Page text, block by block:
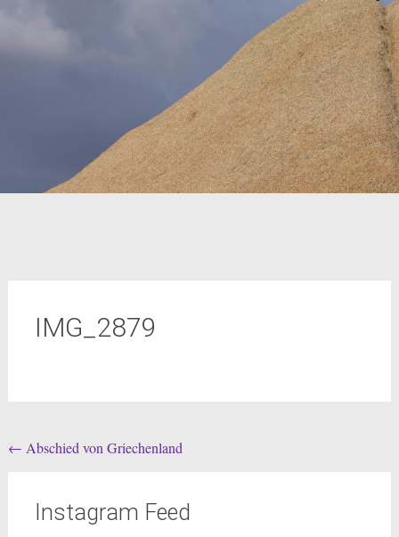
IMG_2879
Post
← Abschied von Griechenland
Instagram Feed